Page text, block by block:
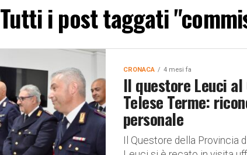
Tutti i post taggati
CRONACA 4 mesi fa
Il questore Leuci
Telese Terme:
personale
Il Questore della Provincia